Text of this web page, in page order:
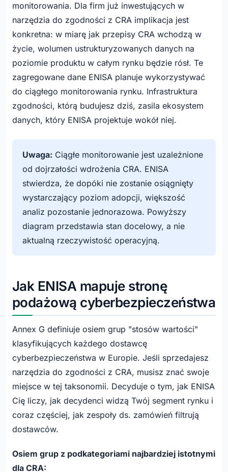
    style CRA fill:#1a3a5c,color:#fff,stroke:#0d6efd
    style AGG fill:#2c5f8a,color:#fff,stroke:#0d6efd
    style CMM fill:#0d6efd,color:#fff,stroke:#0d6efd
    style AH fill:#198754,color:#fff,stroke:#198754
    style REC fill:#198754,color:#fff,stroke:#198754
style SBOM
style SC
style VD
monitorowania. Dla firm już inwestujących w
narzędzia do zgodności z CRA implikacja jest
konkretna: w miarę jak przepisy CRA wchodzą w
życie, wolumen ustrukturyzowanych danych na
poziomie produktu w całym rynku będzie rósł. Te
zagregowane dane ENISA planuje wykorzystywać
do ciągłego monitorowania rynku. Infrastruktura
zgodności, którą budujesz dziś, zasila ekosystem
danych, który ENISA projektuje wokół niej.
Uwaga: Ciągłe monitorowanie jest uzależnione
od dojrzałości wdrożenia CRA. ENISA
stwierdza, że dopóki nie zostanie osiągnięty
wystarczający poziom adopcji, większość
analiz pozostanie jednorazowa. Powyższy
diagram przedstawia stan docelowy, a nie
aktualną rzeczywistość operacyjną.
Jak ENISA mapuje stronę
podażową cyberbezpieczeństwa
Annex G definiuje osiem grup "stosów wartości"
klasyfikujących każdego dostawcę
cyberbezpieczeństwa w Europie. Jeśli sprzedajesz
narzędzia do zgodności z CRA, musisz znać swoje
miejsce w tej taksonomii. Decyduje o tym, jak ENISA
Cię liczy, jak decydenci widzą Twój segment rynku i
coraz częściej, jak zespoły ds. zamówień filtrują
dostawców.
Osiem grup z podkategoriami najbardziej istotnymi
dla CRA: